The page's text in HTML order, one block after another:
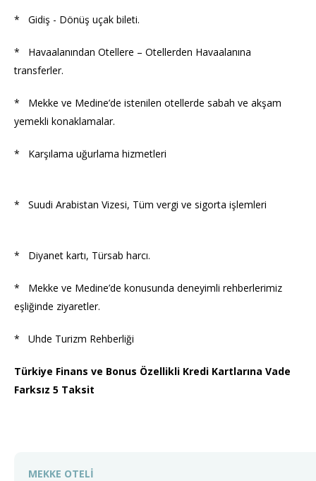
* Gidiş - Dönüş uçak bileti.
* Havaalanından Otellere – Otellerden Havaalanına
transferler.
* Mekke ve Medine’de istenilen otellerde sabah ve akşam
yemekli konaklamalar.
* Karşılama uğurlama hizmetleri
* Suudi Arabistan Vizesi, Tüm vergi ve sigorta işlemleri
* Diyanet kartı, Türsab harcı.
* Mekke ve Medine’de konusunda deneyimli rehberlerimiz
eşliğinde ziyaretler.
* Uhde Turizm Rehberliği
Türkiye Finans ve Bonus Özellikli Kredi Kartlarına Vade
Farksız 5 Taksit
MEKKE OTELİ